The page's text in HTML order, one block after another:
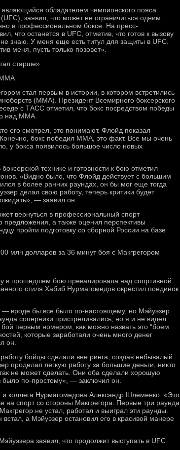
обладателем чемпионского пояса
заявил, что может не ограничиться одним
в профессиональном боксе. На пресс-
что останется в UFC, отметив, что готов к вызову
знаю. У меня еще есть титул для защиты в UFC.
меня, пусть только позовет».
старше»
ММА
стал первым в истории, в котором встретились
(ММА). Президент Всемирного боксерского
с ТАСС отметил, что бокс посредством победы
над ММА.
его смотрел, это понимают. Флойд показал
бокс победил ММА, это факт. Все мы очень
у бокса появилось большое число новых
технике и готовности к бою отметил
«Видно было, что Флойд действует с большим
в более ранних раундах, он бы мог еще тогда
делал свою работу, теперь критики будет
— заявил он.
вернуться в профессиональный спорт
предложения, а также оценил перспективы
пройти подготовку со сборной России на базе
млн долларов за 36 минут боя с Макгрегором
в прошедшем бою превалировала над спортивной
стиля Хабиб Нурмагомедов окрестил поединок
— вроде бы все было по-настоящему, но Мэйуэзер
соперники пристреливались, но я и не видел
первым номером, как можно назвать это “боем
которые заработали очень много денег
он.
бойцы сделали вне ринга, создав небывалый
проделал легкую работу за большие деньги, никто
не может сделать. Они оба сделали хорошую
было по-простому», — заключил он.
коллега Нурмагомедова Александр Шлеменко. «Это
на спорт со стороны Макгрегора. Первые три раунда
не устал, работал и выиграл эти раунды.
встал, а Мэйуэзер остановил его в красивой манере
заявил, что продолжит выступать в UFC